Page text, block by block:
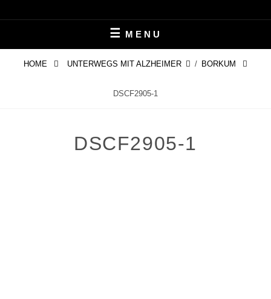
to
PERIFAIR
MENU
HOME UNTERWEGS MIT ALZHEIMER / BORKUM
DSCF2905-1
DSCF2905-1